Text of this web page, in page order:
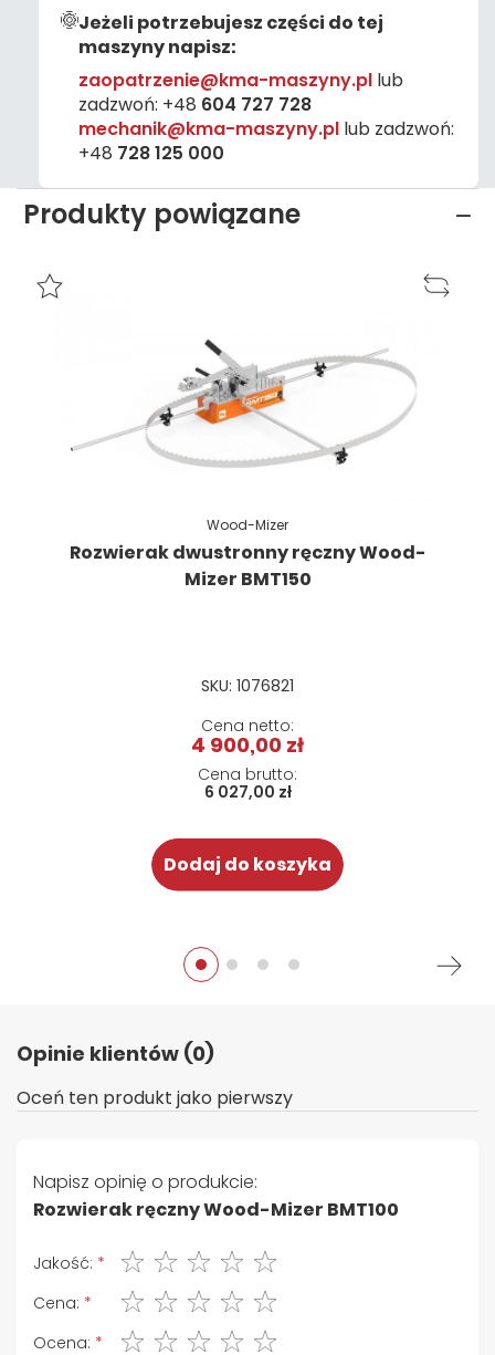
Jeżeli potrzebujesz części do tej
maszyny napisz:
zaopatrzenie@kma-maszyny.pl lub
zadzwoń: +48 604 727 728
mechanik@kma-maszyny.pl lub zadzwoń:
+48 728 125 000
Produkty powiązane
Wood-Mizer
Rozwierak dwustronny ręczny Wood-
Mizer BMT150
SKU: 1076821
6 027,00 zł
4 900,00 zł
Dodaj do koszyka
Opinie klientów (0)
Oceń ten produkt jako pierwszy
Napisz opinię o produkcie:
Rozwierak ręczny Wood-Mizer BMT100
Jakość:
1 gwiazdka
2 gwiazdki
3 gwiazdki4 gwiazdki
Cena:
1 gwiazdka
2 gwiazdki
3 gwiazdki4 gwiazdki
Ocena:
1 gwiazdka
2 gwiazdki
3 gwiazdki4 gwiazdki